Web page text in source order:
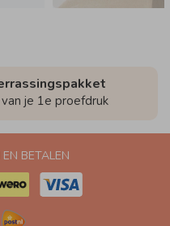
je 1e proefdruk
BETALEN